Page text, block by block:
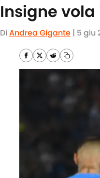
Insigne
Di Andrea Gigante | 5 giu